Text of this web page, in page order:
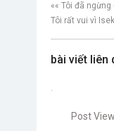
«« Tôi đã
Tôi rất vui vì
bài viết liên
.
Post